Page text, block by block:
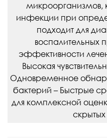
микроорганизмов,
инфекции при
подходит для
воспалительных
эффективности
Высокая
Одновременное
бактерий – Быстрые
для комплексной